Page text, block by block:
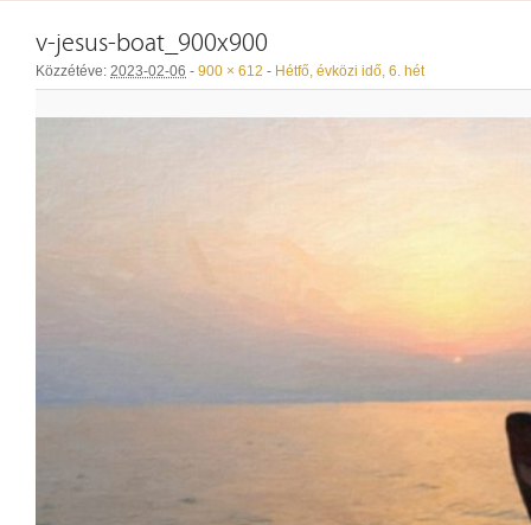
v-jesus-boat_900x900
Közzétéve: 2023-02-06 - 900 × 612 - Hétfő, évközi idő, 6. hét